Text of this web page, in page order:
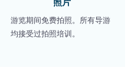
游览期间免费拍照。所有导游
均接受过拍照培训。